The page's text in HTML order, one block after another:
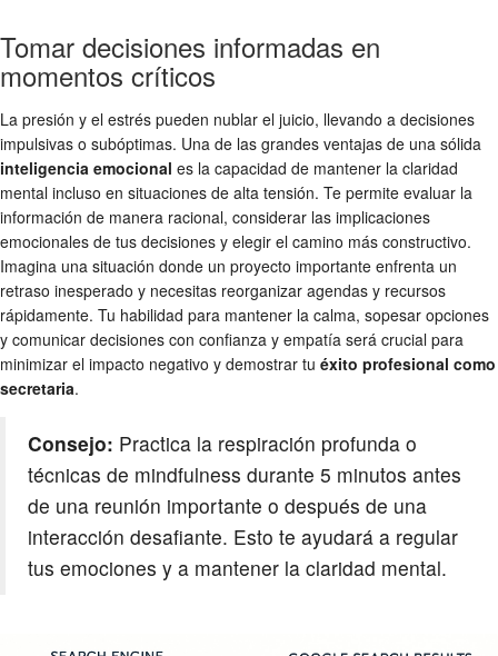
Tomar decisiones informadas en
momentos críticos
La presión y el estrés pueden nublar el juicio, llevando a decisiones
impulsivas o subóptimas. Una de las grandes ventajas de una sólida
inteligencia emocional es la capacidad de mantener la claridad
mental incluso en situaciones de alta tensión. Te permite evaluar la
información de manera racional, considerar las implicaciones
emocionales de tus decisiones y elegir el camino más constructivo.
Imagina una situación donde un proyecto importante enfrenta un
retraso inesperado y necesitas reorganizar agendas y recursos
rápidamente. Tu habilidad para mantener la calma, sopesar opciones
y comunicar decisiones con confianza y empatía será crucial para
minimizar el impacto negativo y demostrar tu éxito profesional como
secretaria.
Consejo: Practica la respiración profunda o
técnicas de mindfulness durante 5 minutos antes
de una reunión importante o después de una
interacción desafiante. Esto te ayudará a regular
tus emociones y a mantener la claridad mental.